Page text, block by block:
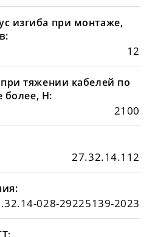
изгиба при монтаже,
12
тяжении кабелей по
более, Н:
2100
27.32.14.112
028-29225139-2023